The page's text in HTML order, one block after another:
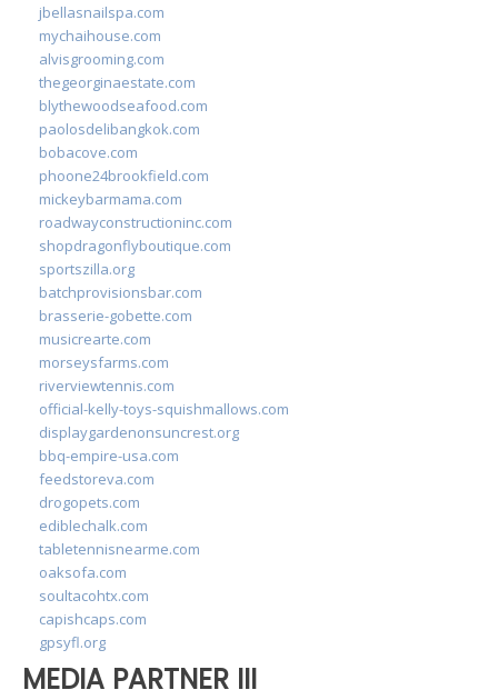
jbellasnailspa.com
mychaihouse.com
alvisgrooming.com
thegeorginaestate.com
blythewoodseafood.com
paolosdelibangkok.com
bobacove.com
phoone24brookfield.com
mickeybarmama.com
roadwayconstructioninc.com
shopdragonflyboutique.com
sportszilla.org
batchprovisionsbar.com
brasserie-gobette.com
musicrearte.com
morseysfarms.com
riverviewtennis.com
official-kelly-toys-squishmallows.com
displaygardenonsuncrest.org
bbq-empire-usa.com
feedstoreva.com
drogopets.com
ediblechalk.com
tabletennisnearme.com
oaksofa.com
soultacohtx.com
capishcaps.com
gpsyfl.org
MEDIA PARTNER III